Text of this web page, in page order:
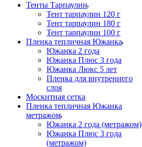
Тенты Тарпаулин
Тент тарпаулин 120 г
Тент тарпаулин 180 г
Тент тарпаулин 100 г
Пленка тепличная Южанка
Южанка 2 года
Южанка Плюс 3 года
Южанка Люкс 5 лет
Пленка для внутреннего
слоя
Москитная сетка
Пленка тепличная Южанка
метражом
Южанка 2 года (метражом)
Южанка Плюс 3 года
(метражом)